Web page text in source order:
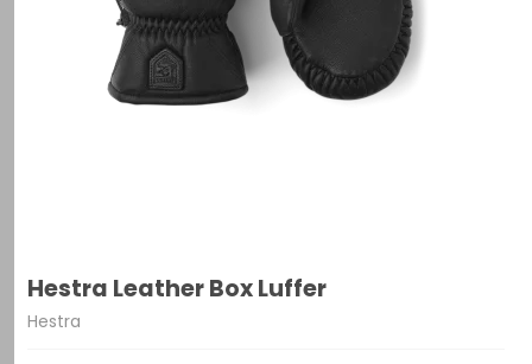
Hestra Leather Box Luffer
Hestra